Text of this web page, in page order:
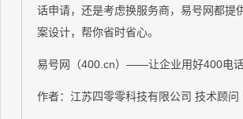
话申请，还是考虑换服务商，易号网都提
案设计，帮你省时省心。
易号网（400.cn）——让企业用好400电话
作者：江苏四零零科技有限公司 技术顾问